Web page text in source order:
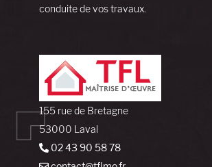
conduite de vos travaux.
155 rue de Bretagne
53000 Laval
02 43 90 58 78